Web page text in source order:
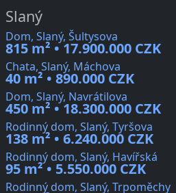
Slaný
Dom, Slaný, Šultysova
815 m² • 17.900.000 CZK
Chata, Slaný, Máchova
40 m² • 890.000 CZK
Dom, Slaný, Navrátilova
450 m² • 18.300.000 CZK
Rodinný dom, Slaný, Tyršova
138 m² • 6.240.000 CZK
Rodinný dom, Slaný, Havířská
95 m² • 5.550.000 CZK
Rodinný dom, Slaný, Trpoměchy